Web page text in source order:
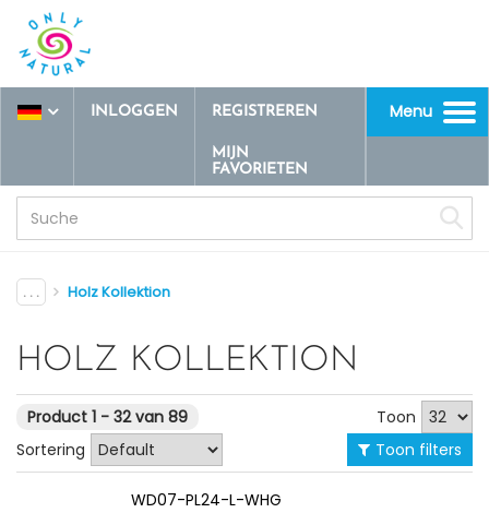
INLOGGEN REGISTREREN
MIJN
FAVORIETEN
Toggle
Menu
. . . Holz Kollektion
HOLZ KOLLEKTION
Product 1 - 32 van 89
Toon
Sortering
Toon filters
WD07-PL24-L-WHG